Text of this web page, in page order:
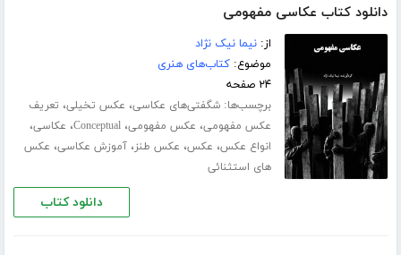
دانلود کتاب عکاسی مفهومی
از:نیما نیک نژاد
موضوع:کتاب‌های هنری
۲۴ صفحه
برچسب‌ها:شگفتی‌های عکاسی، عکس تخیلی، تعریف
عکس مفهومی، عکس مفهومی،Conceptual، عکاسی،
انواع عکس، عکس، عکس طنز،آموزش عکاسی، عکس
های استثنائی
دانلود کتاب